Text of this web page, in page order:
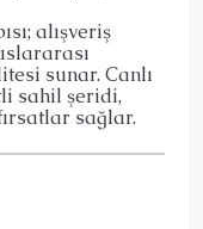
alışveriş
sunar. Canlı
sahil şeridi,
sağlar.